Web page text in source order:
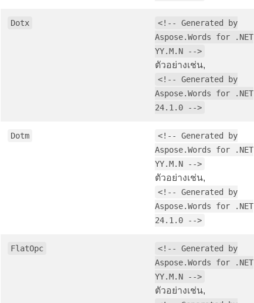
Dotx
<!-- Generated by
Aspose.Words for .NET
YY.M.N -->
ตัวอย่างเช่น,
<!-- Generated by
Aspose.Words for .NET
24.1.0 -->
Dotm
<!-- Generated by
Aspose.Words for .NET
YY.M.N -->
ตัวอย่างเช่น,
<!-- Generated by
Aspose.Words for .NET
24.1.0 -->
FlatOpc
<!-- Generated by
Aspose.Words for .NET
YY.M.N -->
ตัวอย่างเช่น,